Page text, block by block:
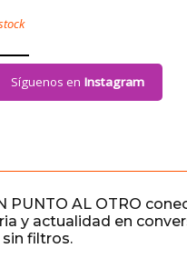
Síguenos en Instagram
PUNTO AL OTRO
y actualidad en
filtros.